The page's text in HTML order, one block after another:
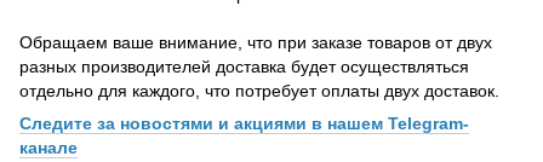
Обращаем ваше внимание, что при заказе товаров от двух
разных производителей доставка будет осуществляться
отдельно для каждого, что потребует оплаты двух доставок.
Следите за новостями и акциями в нашем Telegram-
канале